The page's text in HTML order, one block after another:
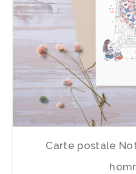
Carte postale